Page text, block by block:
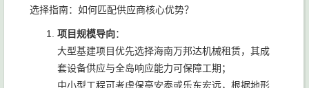
选择指南：如何匹配供应商核心优势？
项目规模导向：
大型基建项目优先选择海南万邦达机械租赁，其成
套设备供应与全岛响应能力可保障工期；
中小型工程可考虑保亭安泰或乐东宏远，根据地形